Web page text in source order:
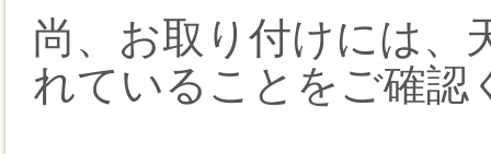
尚、お取り付けには、
れていることをご確認